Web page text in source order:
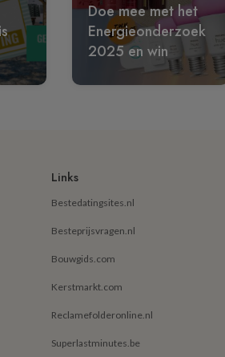
Doe mee met het
Energieonderzoek
2025 en win
Links
Bestedatingsites.nl
Besteprijsvragen.nl
Bouwgids.com
Kerstmarkt.com
Reclamefolderonline.nl
Superlastminutes.be